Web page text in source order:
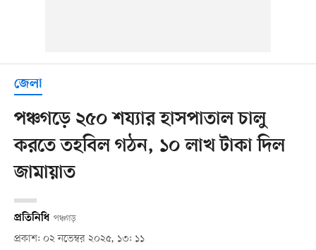
জেলা
পঞ্চগড়ে ২৫০ শয্যার হাসপাতাল চালু
করতে তহবিল গঠন, ১০ লাখ টাকা দিল
জামায়াত
প্রতিনিধি পঞ্চগড়
প্রকাশ: ০২ নভেম্বর ২০২৫, ১৩: ১১